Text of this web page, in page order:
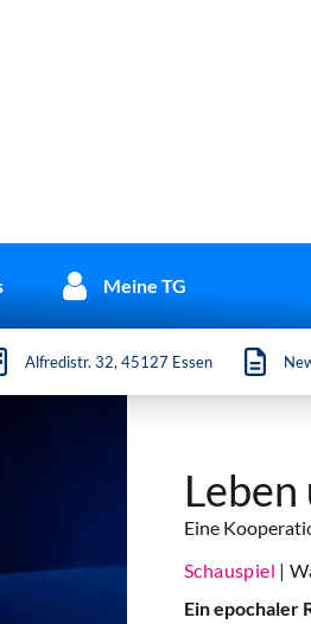
Meine TG
Alfredistr. 32, 45127 Essen
Leben
Eine
Schauspiel |
Ein epochaler